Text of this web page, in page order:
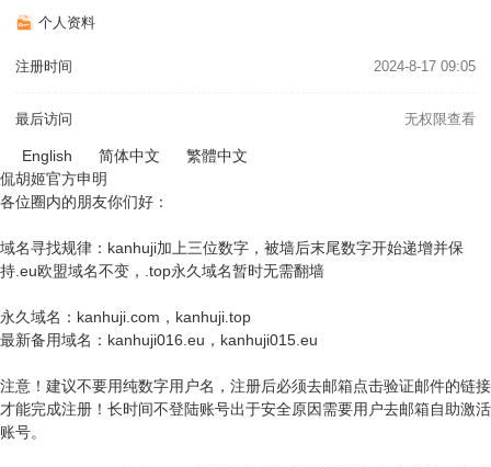
个人资料
注册时间 2024-8-17 09:05
最后访问 无权限查看
English 简体中文
繁體中文
侃胡姬官方申明
各位圈内的朋友你们好：
域名寻找规律：kanhuji加上三位数字，被墙后末尾数字开始递增并保
持.eu欧盟域名不变，.top永久域名暂时无需翻墙
永久域名：kanhuji.com，kanhuji.top
最新备用域名：kanhuji016.eu，kanhuji015.eu
注意！建议不要用纯数字用户名，注册后必须去邮箱点击验证邮件的链接
才能完成注册！长时间不登陆账号出于安全原因需要用户去邮箱自助激活
账号。